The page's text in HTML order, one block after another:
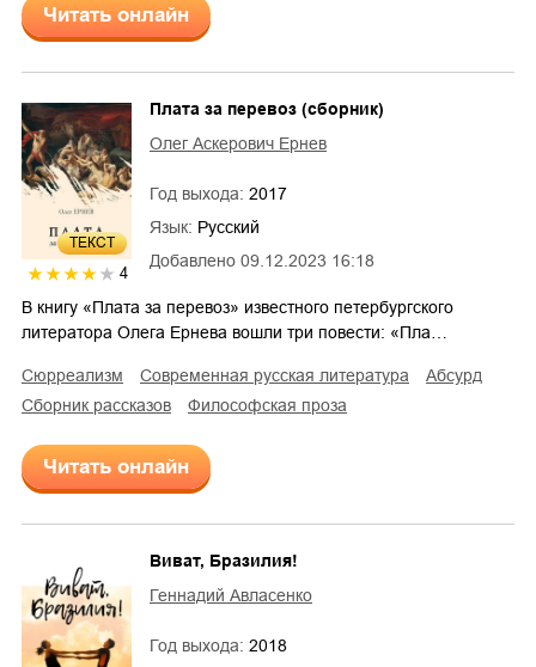
Читать онлайн
ТЕКСТ
4
Добавлено 09.12.2023 16:18
Плата за перевоз (сборник)
Олег Аскерович Ернев
Год выхода: 2017
Язык: Русский
В книгу «Плата за перевоз» известного петербургского
литератора Олега Ернева вошли три повести: «Пла…
сюрреализм современная русская литература
абсурд
сборник рассказов
философская проза
Читать онлайн
Виват, Бразилия!
Геннадий Авласенко
Год выхода: 2018